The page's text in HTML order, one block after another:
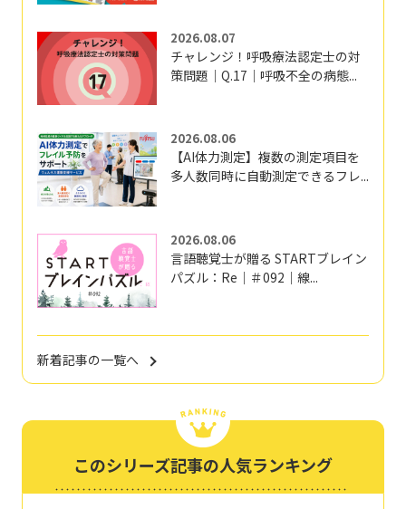
2026.08.07
チャレンジ！呼吸療法認定士の対
策問題｜Q.17｜呼吸不全の病態...
2026.08.06
【AI体力測定】複数の測定項目を
多人数同時に自動測定できるフレ...
2026.08.06
言語聴覚士が贈る STARTブレイン
パズル：Re｜＃092｜線...
新着記事の一覧へ
このシリーズ記事の人気ランキング